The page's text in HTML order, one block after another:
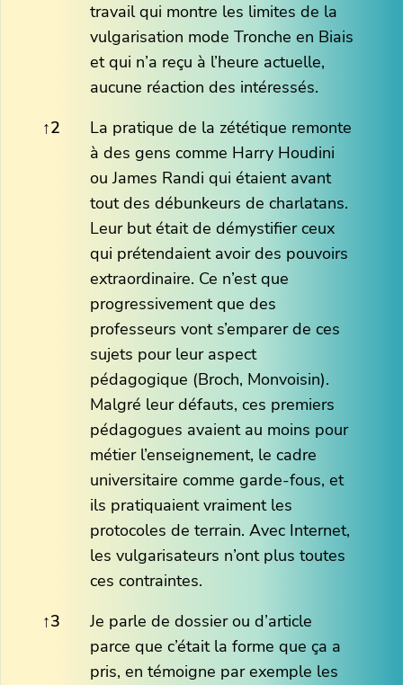
travail qui montre les limites de la
vulgarisation mode Tronche en Biais
et qui n’a reçu à l’heure actuelle,
aucune réaction des intéressés.
↑2
La pratique de la zététique remonte
à des gens comme Harry Houdini
ou James Randi qui étaient avant
tout des débunkeurs de charlatans.
Leur but était de démystifier ceux
qui prétendaient avoir des pouvoirs
extraordinaire. Ce n’est que
progressivement que des
professeurs vont s’emparer de ces
sujets pour leur aspect
pédagogique (Broch, Monvoisin).
Malgré leur défauts, ces premiers
pédagogues avaient au moins pour
métier l’enseignement, le cadre
universitaire comme garde-fous, et
ils pratiquaient vraiment les
protocoles de terrain. Avec Internet,
les vulgarisateurs n’ont plus toutes
ces contraintes.
↑3
Je parle de dossier ou d’article
parce que c’était la forme que ça a
pris, en témoigne par exemple les